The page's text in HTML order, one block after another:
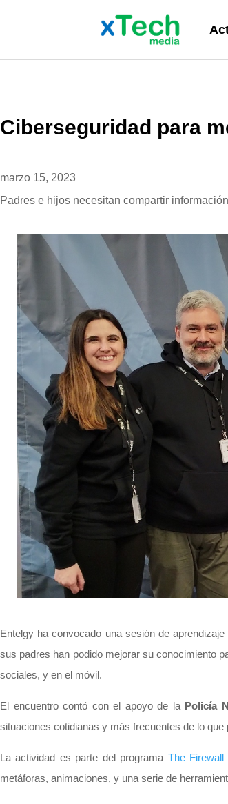
Ciberseguridad para
marzo 15, 2023
Padres e hijos necesitan compartir
Entelgy ha convocado una sesión de
sus padres han podido mejorar su conocimiento
sociales, y en el móvil.
El encuentro contó con el apoyo de la Policía
situaciones cotidianas y más frecuentes de lo que
La actividad es parte del programa The Firewall
metáforas, animaciones, y una serie de